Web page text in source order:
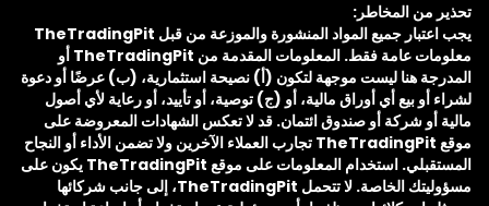
تحذير من المخاطر:
يجب اعتبار جميع المواد المنشورة والموزعة من قبل TheTradingPit
معلومات عامة فقط. المعلومات المقدمة من TheTradingPit أو
المدرجة هنا ليست موجهة لتكون (أ) نصيحة استثمارية، (ب) عرضًا أو دعوة
لشراء أو بيع أي أوراق مالية، أو (ج) توصية، أو تأييد، أو رعاية لأي أصول
مالية أو شركة أو صندوق ائتمان. قد لا تعكس الشهادات المعروضة على
موقع TheTradingPit تجارب العملاء الآخرين ولا تضمن الأداء أو النجاح
المستقبلي. استخدام المعلومات على موقع TheTradingPit يكون على
مسؤوليتك الخاصة. لا تتحمل TheTradingPit، إلى جانب شركائها